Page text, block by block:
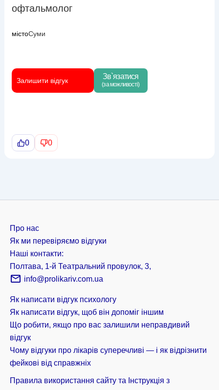
офтальмолог
містоСуми
Залишити відгук Зв`язатися
(за можливості)
0 0
Про нас
Як ми перевіряємо відгуки
Наші контакти:
Полтава, 1-й Театральний провулок, 3,
info@prolikariv.com.ua
Як написати відгук психологу
Як написати відгук, щоб він допоміг іншим
Що робити, якщо про вас залишили неправдивий
відгук
Чому відгуки про лікарів суперечливі — і як відрізнити
фейкові від справжніх
Правила використання сайту та Інструкція з